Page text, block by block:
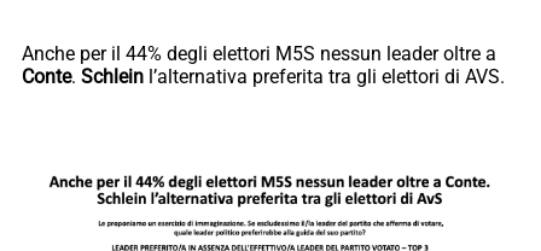
Anche per il 44% degli elettori M5S nessun leader oltre a
Conte. Schlein l’alternativa preferita tra gli elettori di AVS.